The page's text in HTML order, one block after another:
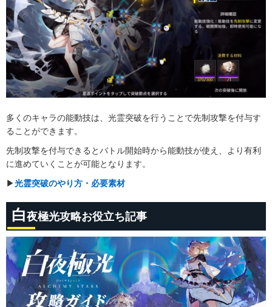
多くのキャラの能動技は、光霊突破を行うことで先制攻撃を付与す
ることができます。
先制攻撃を付与できるとバトル開始時から能動技が使え、より有利
に進めていくことが可能となります。
▶︎光霊突破のやり方・必要素材
白夜極光攻略お役立ち記事